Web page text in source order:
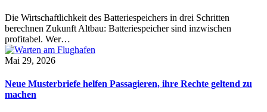
Die Wirtschaftlichkeit des Batteriespeichers in drei Schritten
berechnen Zukunft Altbau: Batteriespeicher sind inzwischen
profitabel. Wer…
Mai 29, 2026
Neue Musterbriefe helfen Passagieren, ihre Rechte geltend zu
machen